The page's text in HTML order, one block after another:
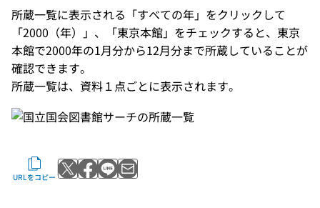
所蔵一覧に表示される「すべての年」をクリックして
「2000（年）」、「東京本館」をチェックすると、東京
本館で2000年の1月分から12月分まで所蔵していることが
確認できます。
所蔵一覧は、資料１点ごとに表示されます。
URLをコピー Xでポストする
Facebookでシェアする
LINEで送る
メールで送る